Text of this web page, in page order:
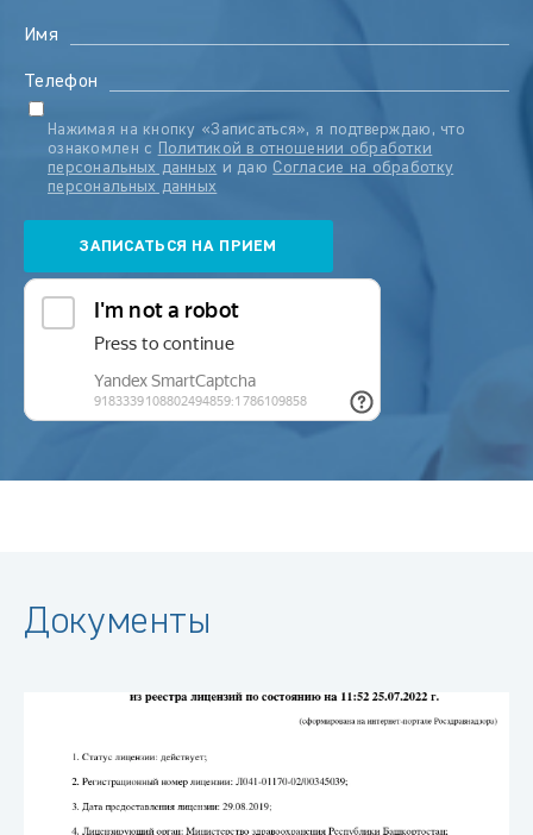
Имя
Телефон
Нажимая на кнопку «Записаться», я подтверждаю, что
ознакомлен с
Политикой в отношении обработки
персональных данных и даю Согласие на обработку
персональных данных
Документы